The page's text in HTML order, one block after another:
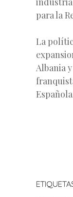
para la
La
Albania